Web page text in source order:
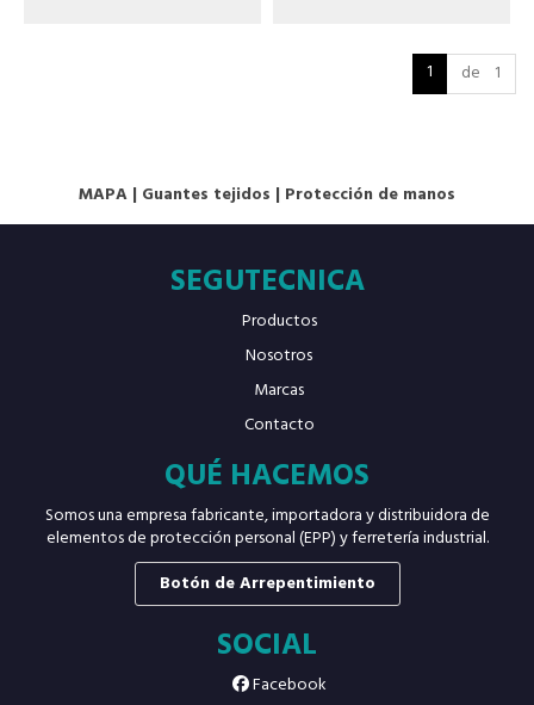
1 de 1
MAPA | Guantes tejidos | Protección de manos
SEGUTECNICA
Productos
Nosotros
Marcas
Contacto
QUÉ HACEMOS
Somos una empresa fabricante, importadora y distribuidora de
elementos de protección personal (EPP) y ferretería industrial.
Botón de Arrepentimiento
SOCIAL
Facebook